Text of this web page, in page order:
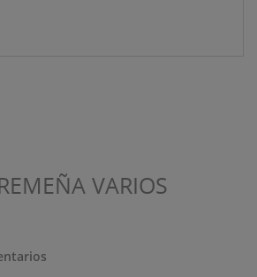
VARIOS